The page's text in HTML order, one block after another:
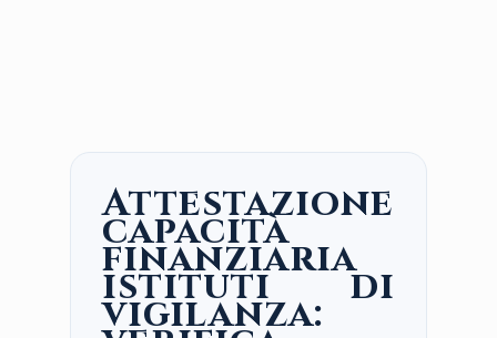
Attestazione
capacità
finanziaria
istituti di
vigilanza: